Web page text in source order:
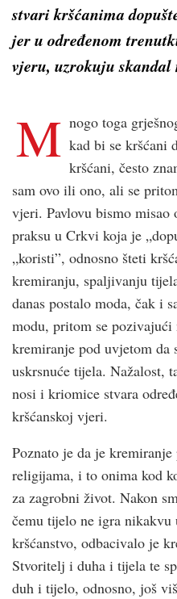
stvari kršćanima
jer u određenom
vjeru, uzrokuju skandal
M nogo toga
kad bi se kršćani
kršćani, često
sam ovo ili ono, ali se
vjeri. Pavlovu bismo
praksu u Crkvi koja je
„koristi”, odnosno šteti
kremiranju, spaljivanju
danas postalo moda, čak i
modu, pritom se pozivajući
kremiranje pod uvjetom da
uskrsnuće tijela. Nažalost,
nosi i kriomice stvara
kršćanskoj vjeri.
Poznato je da je
religijama, i to onima kod
za zagrobni život. Nakon
čemu tijelo ne igra
kršćanstvo, odbacivalo je
Stvoritelj i duha i tijela te
duh i tijelo, odnosno, još